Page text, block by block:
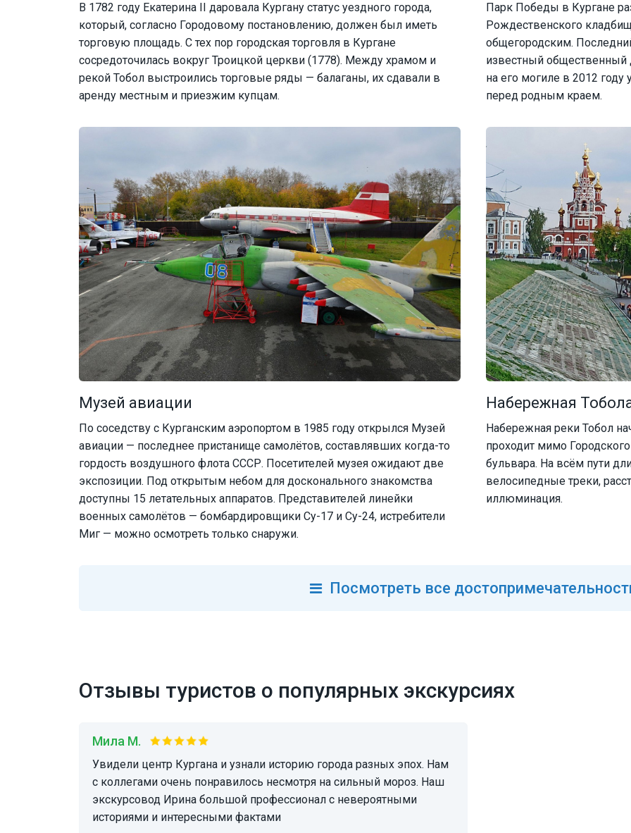
В 1782 году Екатерина II даровала Кургану статус уездного города,
который, согласно Городовому постановлению, должен был иметь
торговую площадь. С тех пор городская торговля в Кургане
сосредоточилась вокруг Троицкой церкви (1778). Между храмом и
рекой Тобол выстроились торговые ряды — балаганы, их сдавали в
аренду местным и приезжим купцам.
Парк Победы в Кургане
Рождественского
общегородским.
известный общественный
на его могиле в 2012 году
перед родным краем.
Музей авиации
По соседству с Курганским аэропортом в 1985 году открылся Музей
авиации — последнее пристанище самолётов, составлявших когда-то
гордость воздушного флота СССР. Посетителей музея ожидают две
экспозиции. Под открытым небом для досконального знакомства
доступны 15 летательных аппаратов. Представителей линейки
военных самолётов — бомбардировщики Су-17 и Су-24, истребители
Миг — можно осмотреть только снаружи.
Набережная
Набережная реки Тобол
проходит мимо
бульвара. На всём пути
велосипедные треки,
иллюминация.
Посмотреть все
Отзывы туристов о популярных экскурсиях
Мила М.
Увидели центр Кургана и узнали историю города разных эпох. Нам
с коллегами очень понравилось несмотря на сильный мороз. Наш
экскурсовод Ирина большой профессионал с невероятными
историями и интересными фактами